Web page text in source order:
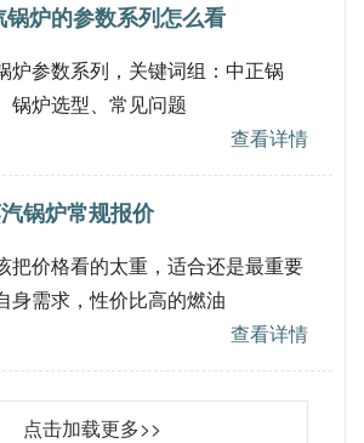
炉的参数系列怎么看
炉参数系列，关键词组：中正锅
锅炉选型、常见问题
查看详情
锅炉常规报价
把价格看的太重，适合还是最重要
身需求，性价比高的燃油
查看详情
点击加载更多>>